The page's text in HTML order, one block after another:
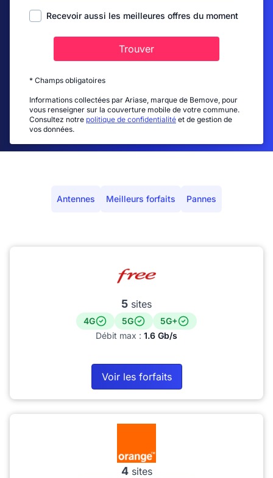
Recevoir aussi les meilleures offres du moment
Trouver
* Champs obligatoires
Informations collectées par Ariase, marque de Bemove, pour
vous renseigner sur la couverture mobile de votre commune.
Consultez notre politique de confidentialité et de gestion de
vos données.
Antennes Meilleurs forfaits Pannes
5 sites
4G 5G
5G+
Débit max : 1.6 Gb/s
Voir les forfaits
4sites